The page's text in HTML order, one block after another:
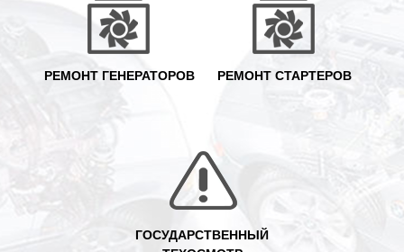
РЕМОНТ ГЕНЕРАТОРОВ РЕМОНТ СТАРТЕРОВ
ГОСУДАРСТВЕННЫЙ